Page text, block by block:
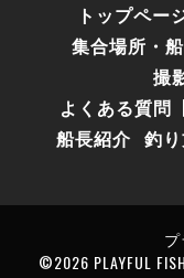
トップペー
集合場所・
撮
よくある質問
船長紹介 釣
©2026 PLAYFUL